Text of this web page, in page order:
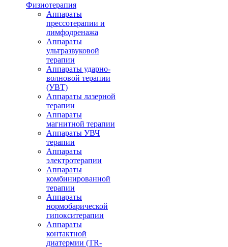
Физиотерапия
Аппараты
прессотерапии и
лимфодренажа
Аппараты
ультразвуковой
терапии
Аппараты ударно-
волновой терапии
(УВТ)
Аппараты лазерной
терапии
Аппараты
магнитной терапии
Аппараты УВЧ
терапии
Аппараты
электротерапии
Аппараты
комбинированной
терапии
Аппараты
нормобарической
гипокситерапии
Аппараты
контактной
диатермии (TR-